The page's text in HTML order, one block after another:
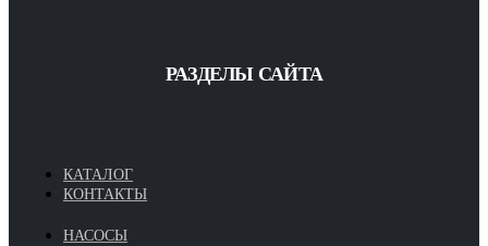
РАЗДЕЛЫ САЙТА
КАТАЛОГ
КОНТАКТЫ
НАСОСЫ